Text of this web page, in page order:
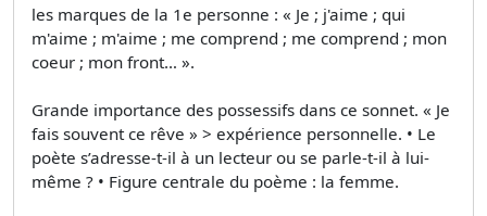
les marques de la 1e personne : « Je ; j'aime ; qui
m'aime ; m'aime ; me comprend ; me comprend ; mon
coeur ; mon front… ».
Grande importance des possessifs dans ce sonnet. « Je
fais souvent ce rêve » > expérience personnelle. • Le
poète s’adresse-t-il à un lecteur ou se parle-t-il à lui-
même ? • Figure centrale du poème : la femme.